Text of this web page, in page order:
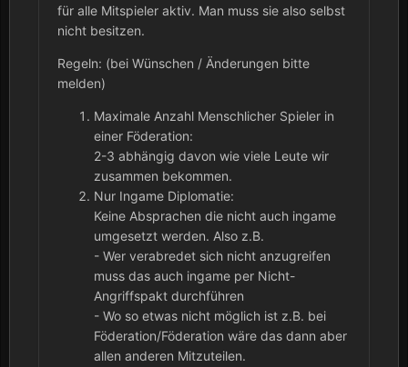
für alle Mitspieler aktiv. Man muss sie also selbst
nicht besitzen.
Regeln: (bei Wünschen / Änderungen bitte
melden)
Maximale Anzahl Menschlicher Spieler in
einer Föderation:
2-3 abhängig davon wie viele Leute wir
zusammen bekommen.
Nur Ingame Diplomatie:
Keine Absprachen die nicht auch ingame
umgesetzt werden. Also z.B.
- Wer verabredet sich nicht anzugreifen
muss das auch ingame per Nicht-
Angriffspakt durchführen
- Wo so etwas nicht möglich ist z.B. bei
Föderation/Föderation wäre das dann aber
allen anderen Mitzuteilen.